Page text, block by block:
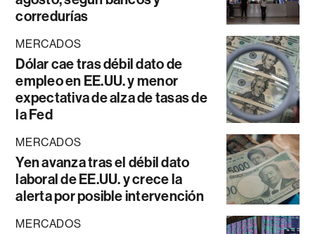
corredurías
MERCADOS
Dólar cae tras débil dato de
empleo en EE.UU. y menor
expectativa de alza de tasas de
la Fed
MERCADOS
Yen avanza tras el débil dato
laboral de EE.UU. y crece la
alerta por posible intervención
MERCADOS